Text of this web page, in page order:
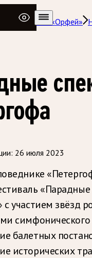
музыки «Орфей»
26 июля 2023
«Парадные
с участием звёзд
симфонического
балетных
исторических